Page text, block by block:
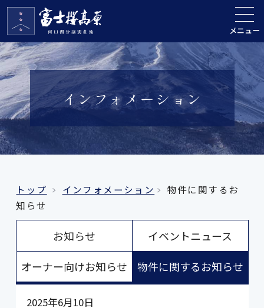
メニュー
インフォメーション
トップ インフォメーション
物件に関するお
知らせ
お知らせ イベントニュース
オーナー向けお知らせ 物件に関するお知らせ
2025年6月10日